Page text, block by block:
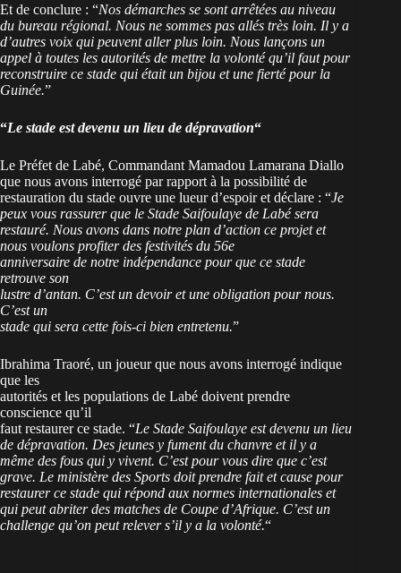
Et de conclure : “Nos démarches se sont arrêtées au niveau
du bureau régional. Nous ne sommes pas allés très loin. Il y a
d’autres voix qui peuvent aller plus loin. Nous lançons un
appel à toutes les autorités de mettre la volonté qu’il faut pour
reconstruire ce stade qui était un bijou et une fierté pour la
Guinée.”
“Le stade est devenu un lieu de dépravation“
Le Préfet de Labé, Commandant Mamadou Lamarana Diallo
que nous avons interrogé par rapport à la possibilité de
restauration du stade ouvre une lueur d’espoir et déclare : “Je
peux vous rassurer que le Stade Saifoulaye de Labé sera
restauré. Nous avons dans notre plan d’action ce projet et
nous voulons profiter des festivités du 56e
anniversaire de notre indépendance pour que ce stade
retrouve son
lustre d’antan. C’est un devoir et une obligation pour nous.
C’est un
stade qui sera cette fois-ci bien entretenu.”
Ibrahima Traoré, un joueur que nous avons interrogé indique
que les
autorités et les populations de Labé doivent prendre
conscience qu’il
faut restaurer ce stade. “Le Stade Saifoulaye est devenu un lieu
de dépravation. Des jeunes y fument du chanvre et il y a
même des fous qui y vivent. C’est pour vous dire que c’est
grave. Le ministère des Sports doit prendre fait et cause pour
restaurer ce stade qui répond aux normes internationales et
qui peut abriter des matches de Coupe d’Afrique. C’est un
challenge qu’on peut relever s’il y a la volonté.“